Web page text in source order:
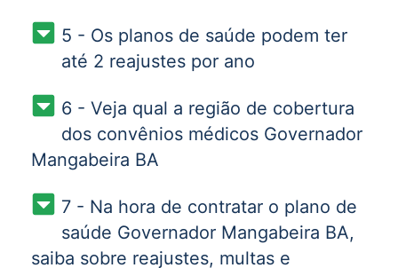
5 - Os planos de saúde podem ter
até 2 reajustes por ano
6 - Veja qual a região de cobertura
dos convênios médicos Governador
Mangabeira BA
7 - Na hora de contratar o plano de
saúde Governador Mangabeira BA,
saiba sobre reajustes, multas e